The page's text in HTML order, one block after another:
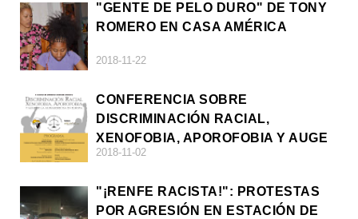
"GENTE DE PELO DURO" DE TONY
ROMERO EN CASA AMÉRICA
2018-11-22
CONFERENCIA SOBRE
DISCRIMINACIÓN RACIAL,
XENOFOBIA, APOROFOBIA Y AUGE
DE LA ULTRADERECHA EN EUROPA
2018-11-02
"¡RENFE RACISTA!": PROTESTAS
POR AGRESIÓN EN ESTACIÓN DE